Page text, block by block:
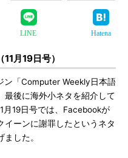
LINE Hatena
月19日号）
ン「Computer Weekly日本語
最後に海外小ネタを紹介して
月19日号では、Facebookが
イーンに謝罪したというネタ
ました。